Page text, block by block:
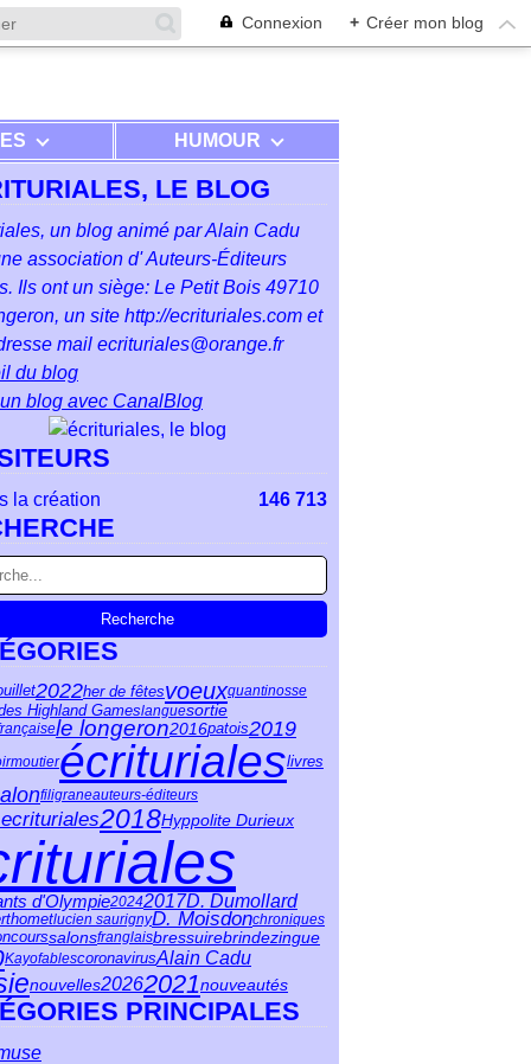
Connexion + Créer mon blog
HUMOUR
LE BLOG
un blog animé par Alain Cadu
association d' Auteurs-Éditeurs
Ils ont un siège: Le Petit Bois 49710
un site http://ecrituriales.com et
mail ecrituriales@orange.fr
du blog
blog avec CanalBlog
la création 146 713
2022her de fêtesvoeuxquantinosse
Highland Gameslanguesortie
le longeron2016patois2019
écriturialeslivres
filigraneauteurs-éditeurs
2018Hyppolite Durieux
d'Olympie20242017D. Dumollard
lucien saurignyD. Moisdonchroniques
salonsfranglaisbressuirebrindezingue
KayofablescoronavirusAlain Cadu
nouvelles20262021nouveautés
PRINCIPALES